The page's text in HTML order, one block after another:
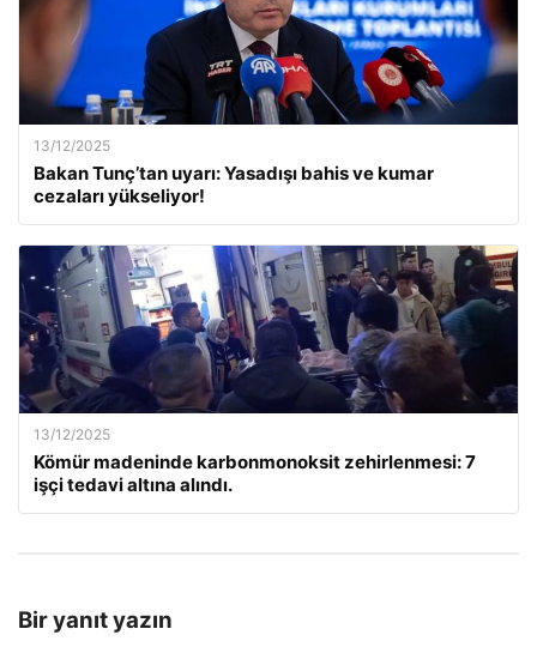
13/12/2025
Bakan Tunç’tan uyarı: Yasadışı bahis ve kumar
cezaları yükseliyor!
13/12/2025
Kömür madeninde karbonmonoksit zehirlenmesi: 7
işçi tedavi altına alındı.
Bir yanıt yazın